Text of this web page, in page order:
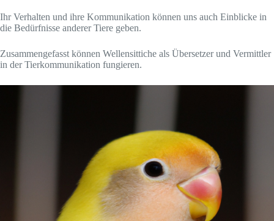
Ihr Verhalten und ihre Kommunikation können uns auch Einblicke in
die Bedürfnisse anderer Tiere geben.
Zusammengefasst können Wellensittiche als Übersetzer und Vermittler
in der Tierkommunikation fungieren.